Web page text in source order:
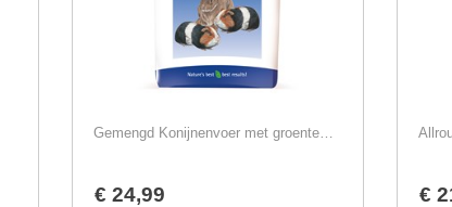
Gemengd Konijnenvoer met groenten 20kg
€ 24,99 €